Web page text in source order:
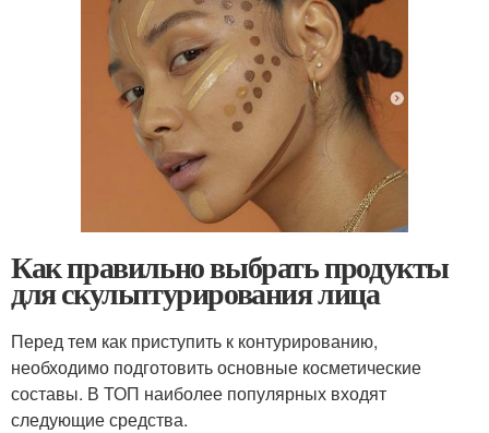
Как правильно выбрать продукты
для скульптурирования лица
Перед тем как приступить к контурированию,
необходимо подготовить основные косметические
составы. В ТОП наиболее популярных входят
следующие средства.